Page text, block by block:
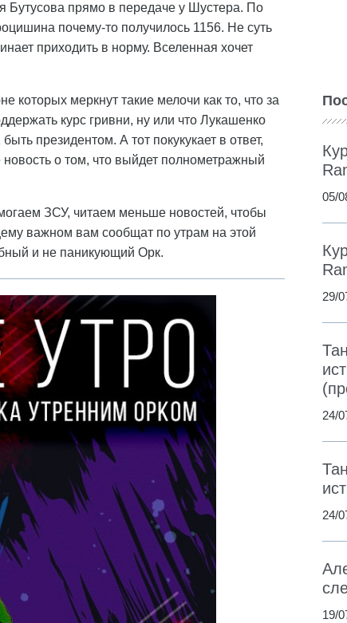
прямо в передаче у Шустера. По
почему-то получилось 1156. Не суть
приходить в норму. Вселенная хочет
меркнут такие мелочи как то, что за
курс гривни, ну или что Лукашенко
президентом. А тот покукукает в ответ,
о том, что выйдет полнометражный
ЗСУ, читаем меньше новостей, чтобы
важном вам сообщат по утрам на этой
и не паникующий Орк.
05/
29/
24/
24/
19/